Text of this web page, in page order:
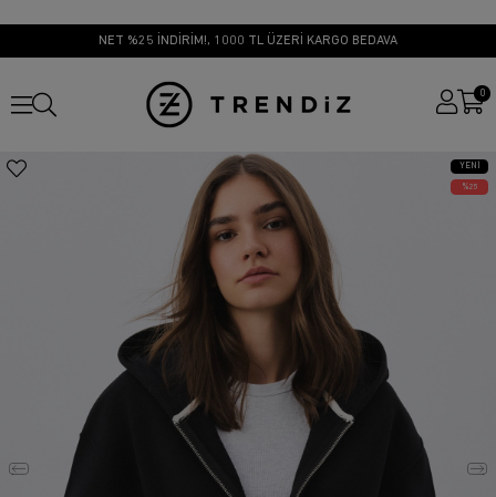
NET %25 İNDİRİM!, 1000 TL ÜZERİ KARGO BEDAVA
0
YENI
ÜRÜN
25